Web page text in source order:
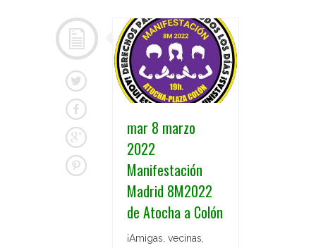
mar 8 marzo
2022
Manifestación
Madrid 8M2022
de Atocha a Colón
¡Amigas, vecinas,